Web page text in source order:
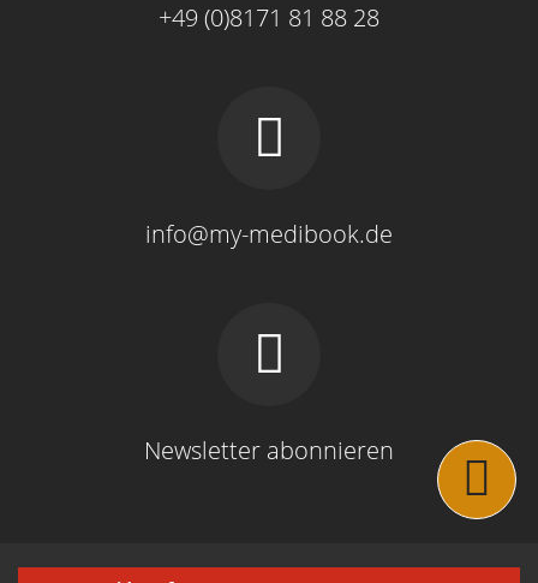
+49 (0)8171 81 88 28
info@my-medibook.de
Newsletter abonnieren